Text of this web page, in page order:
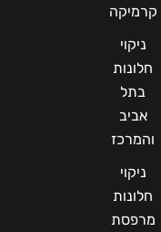
קרמיקה
ניקוי
חלונות
בתל
אביב
והמרכז
ניקוי
חלונות
מרפסת